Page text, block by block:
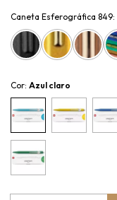
Caneta Esferográfica 849:
Cor: Azul claro